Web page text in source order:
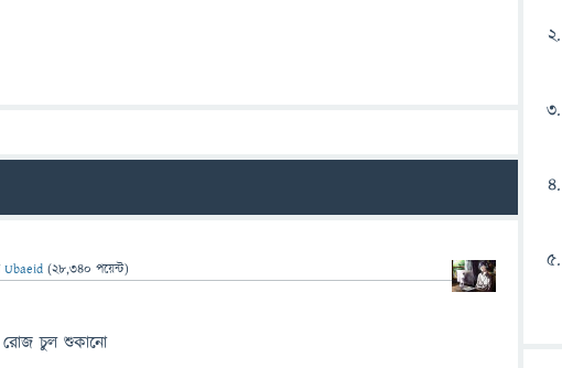
Ubaeid (28,340 পয়েন্ট)
রোজ চুল শুকানো